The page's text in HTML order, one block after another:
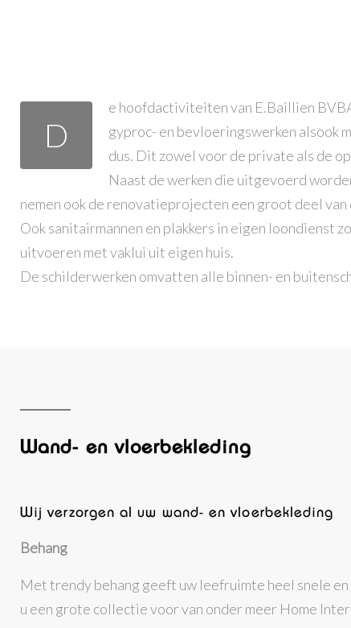
D
e hoofdactiviteiten van E.Baillien
gyproc- en bevloeringswerken alsook
dus. Dit zowel voor de private als de
Naast de werken die uitgevoerd
nemen ook de renovatieprojecten een groot deel van
Ook sanitairmannen en plakkers in eigen loondienst
uitvoeren met vaklui uit eigen huis.
De schilderwerken omvatten alle binnen- en
Wand- en vloerbekleding
Wij verzorgen al uw wand- en vloerbekleding
Behang
Met trendy behang geeft uw leefruimte heel snele
u een grote collectie voor van onder meer Home